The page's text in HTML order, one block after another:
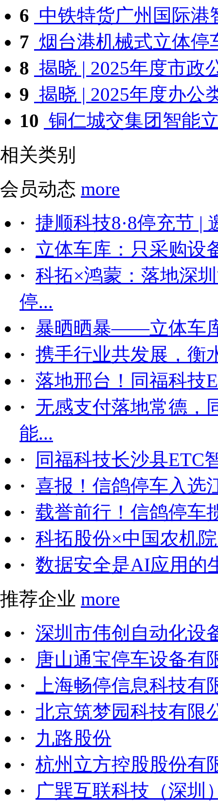
6 中铁特货广州国际港
7 烟台港机械式立体停
8 揭晓 | 2025年度市政
9 揭晓 | 2025年度办公
10 铜仁城交集团智能
相关类别
会员动态 more
· 捷顺科技8·8停充节 |
· 立体车库：只采购设
· 科拓×鸿蒙：落地深
停...
· 暴晒晒暴——立体车
· 携手行业共发展，衡
· 落地邢台！同福科技
· 无感支付落地常德，
能...
·
同福科技长沙县ETC
· 喜报！信鸽停车入选
· 载誉前行！信鸽停车
· 科拓股份×中国农机
· 数据安全是AI应用的
推荐企业 more
· 深圳市伟创自动化设
·
唐山通宝停车设备有
·
上海畅停信息科技有
· 北京筑梦园科技有限
·
九路股份
· 杭州立方控股股份有
·
广巽互联科技（深圳